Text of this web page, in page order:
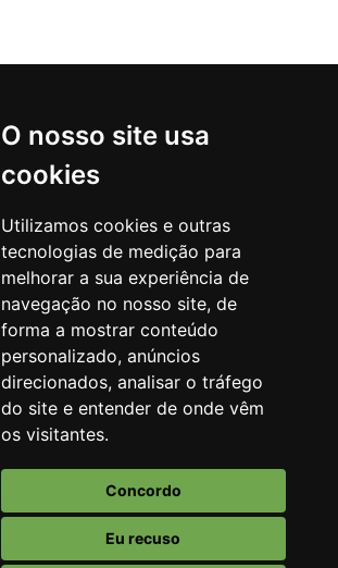
O nosso site usa
cookies
Utilizamos cookies e outras
tecnologias de medição para
melhorar a sua experiência de
navegação no nosso site, de
forma a mostrar conteúdo
personalizado, anúncios
direcionados, analisar o tráfego
do site e entender de onde vêm
os visitantes.
Concordo
Eu recuso
Sistema de Previdência
Municipal
Santana do Livramento
Rua Duque de Caxias, 1644
Bairro Centro - Santana do
Livramento/RS
Atendimento
(55) 3242-1966 ou (55) 3241-5074
13hs.